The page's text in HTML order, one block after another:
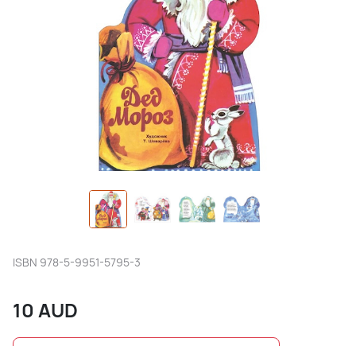
ISBN 978-5-9951-5795-3
10AUD